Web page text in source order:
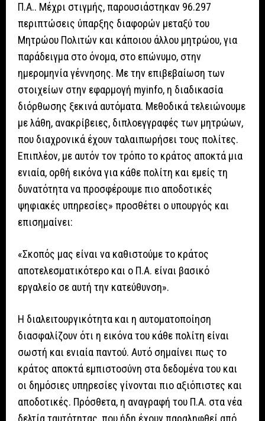
Π.Α.. Μέχρι στιγμής, παρουσιάστηκαν 96.297
περιπτώσεις ύπαρξης διαφορών μεταξύ του
Μητρώου Πολιτών και κάποιου άλλου μητρώου, για
παράδειγμα στο όνομα, στο επώνυμο, στην
ημερομηνία γέννησης. Με την επιβεβαίωση των
στοιχείων στην εφαρμογή myinfo, η διαδικασία
διόρθωσης ξεκινά αυτόματα. Μεθοδικά τελειώνουμε
με λάθη, ανακρίβειες, διπλοεγγραφές των μητρώων,
που διαχρονικά έχουν ταλαιπωρήσει τους πολίτες.
Επιπλέον, με αυτόν τον τρόπο το κράτος αποκτά μια
ενιαία, ορθή εικόνα για κάθε πολίτη και εμείς τη
δυνατότητα να προσφέρουμε πιο αποδοτικές
ψηφιακές υπηρεσίες» προσθέτει ο υπουργός και
επισημαίνει:
«Σκοπός μας είναι να καθιστούμε το κράτος
αποτελεσματικότερο και ο Π.Α. είναι βασικό
εργαλείο σε αυτή την κατεύθυνση».
Η διαλειτουργικότητα και η αυτοματοποίηση
διασφαλίζουν ότι η εικόνα του κάθε πολίτη είναι
σωστή και ενιαία παντού. Αυτό σημαίνει πως το
κράτος αποκτά εμπιστοσύνη στα δεδομένα του και
οι δημόσιες υπηρεσίες γίνονται πιο αξιόπιστες και
αποδοτικές. Πρόσθετα, η αναγραφή του Π.Α. στα νέα